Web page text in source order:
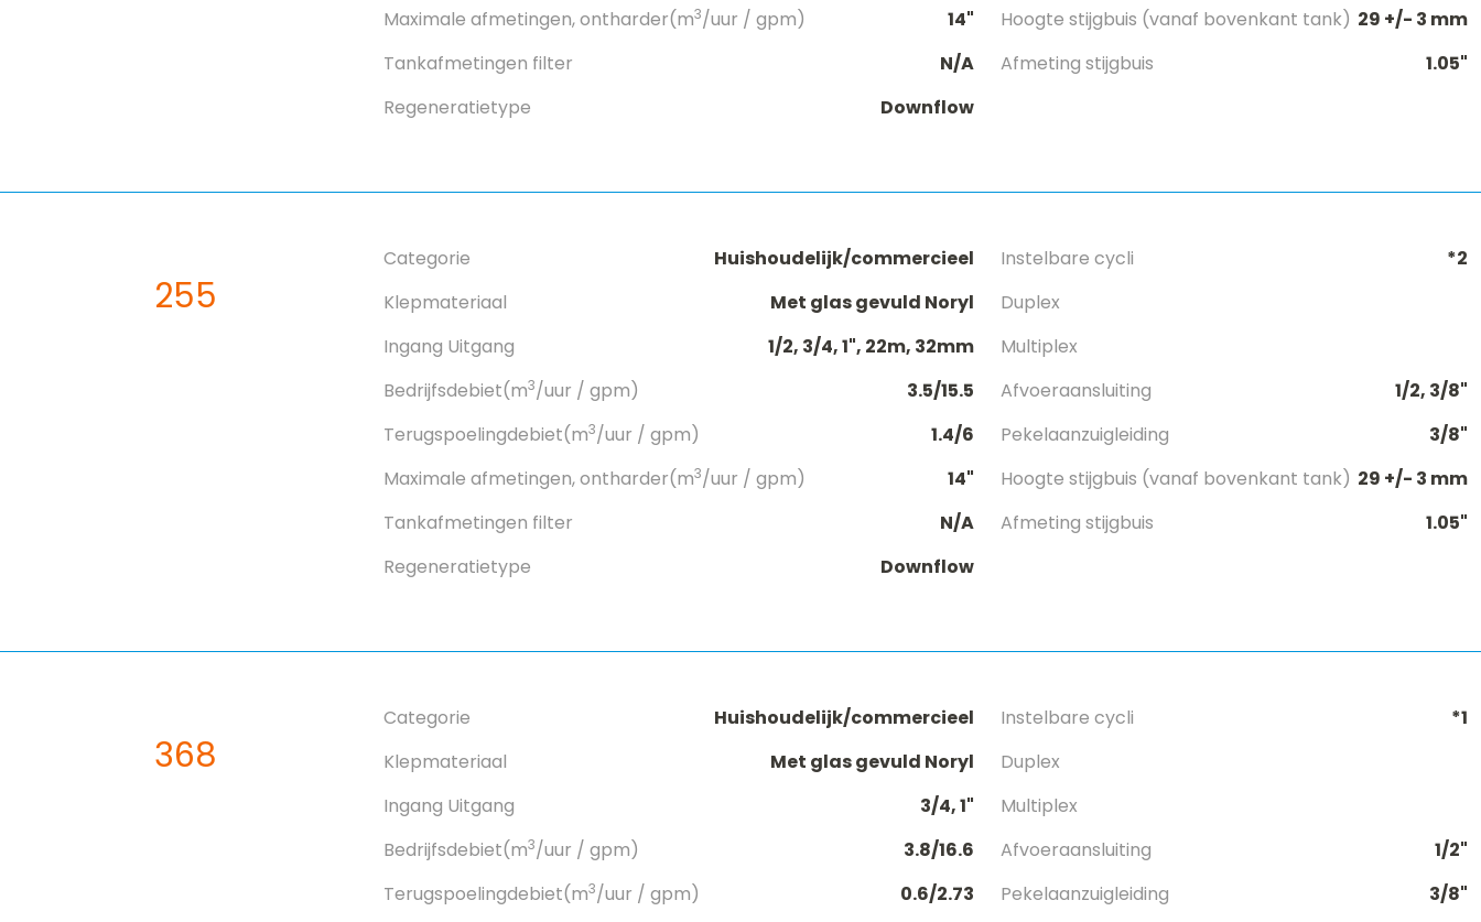
Maximale afmetingen, ontharder(m3/uur / gpm)
14"
Tankafmetingen filter
N/A
Regeneratietype
Downflow
Hoogte stijgbuis (vanaf bovenkant tank) 29 +/- 3 mm
Afmeting stijgbuis
1.05"
255
Categorie
Huishoudelijk/commercieel
Klepmateriaal
Met glas gevuld Noryl
Ingang Uitgang
1/2, 3/4, 1", 22m, 32mm
Bedrijfsdebiet(m3/uur / gpm)
3.5/15.5
Terugspoelingdebiet(m3/uur / gpm)
1.4/6
Maximale afmetingen, ontharder(m3/uur / gpm)
14"
Tankafmetingen filter
N/A
Regeneratietype
Downflow
Instelbare cycli
*2
Duplex
Multiplex
Afvoeraansluiting
1/2, 3/8"
Pekelaanzuigleiding
3/8"
Hoogte stijgbuis (vanaf bovenkant tank) 29 +/- 3 mm
Afmeting stijgbuis
1.05"
368
Categorie
Huishoudelijk/commercieel
Klepmateriaal
Met glas gevuld Noryl
Ingang Uitgang
3/4, 1"
Bedrijfsdebiet(m3/uur / gpm)
3.8/16.6
Terugspoelingdebiet(m3/uur / gpm)
0.6/2.73
Instelbare cycli
*1
Duplex
Multiplex
Afvoeraansluiting
1/2"
Pekelaanzuigleiding
3/8"